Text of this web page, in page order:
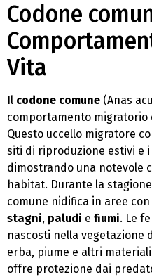
Codone
Vita
Il codone comune (Anas
comportamento migratorio
Questo uccello migratore
siti di riproduzione estivi e
dimostrando una notevole
habitat. Durante la
comune nidifica in aree con
stagni, paludi e fiumi. Le
nascosti nella vegetazione
erba, piume e altri
offre protezione dai